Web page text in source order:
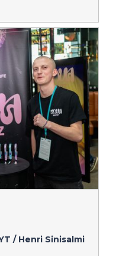
/ Henri Sinisalmi